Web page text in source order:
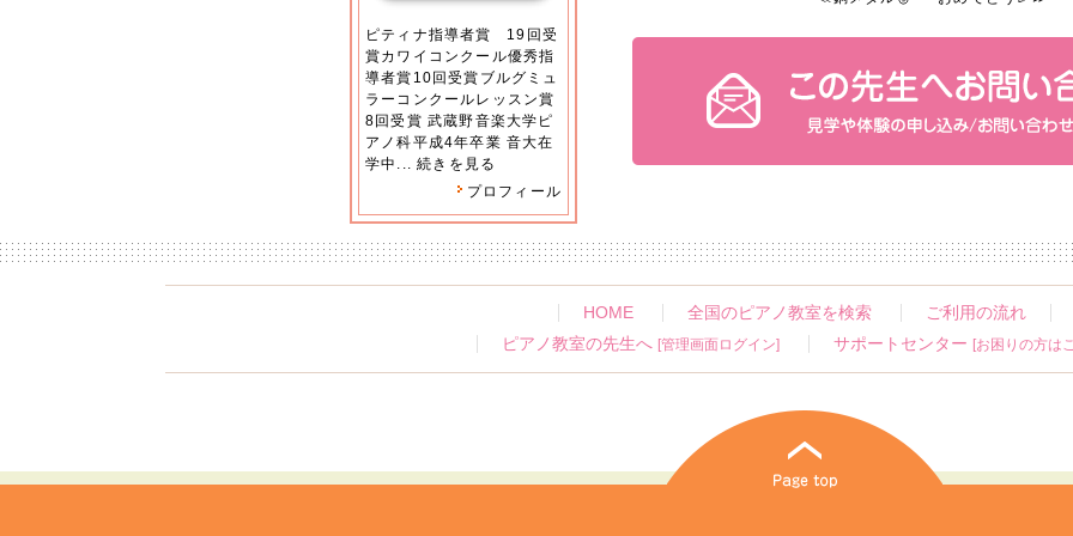
ピティナ指導者賞 19回受
賞カワイコンクール優秀指
導者賞10回受賞ブルグミュ
ラーコンクールレッスン賞
8回受賞 武蔵野音楽大学ピ
アノ科平成4年卒業 音大在
学中...続きを見る
プロフィール
HOME 全国のピアノ教室を検索
ご利用の流れ
ピアノ教室の先生へ [管理画面ログイン] サポートセンター [お困りの方は